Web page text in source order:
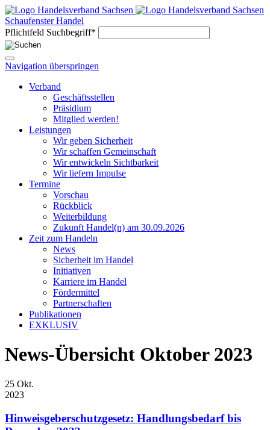
Schaufenster Handel
Pflichtfeld Suchbegriff*
Navigation überspringen
Verband
Geschäftsstellen
Präsidium
Mitglied werden!
Leistungen
Wir geben Sicherheit
Wir schaffen Gemeinschaft
Wir entwickeln Sichtbarkeit
Wir liefern Impulse
Termine
Vorschau
Rückblick
Weiterbildung
Zukunft Handel(n) am 30.09.2026
Zeit zum Handeln
News
Sicherheit im Handel
Initiativen
Karriere im Handel
Fördermittel
Partnerschaften
Publikationen
EXKLUSIV
News-Übersicht Oktober 2023
25 Okt.
2023
Hinweisgeberschutzgesetz: Handlungsbedarf bis